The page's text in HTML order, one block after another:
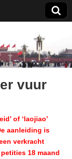
vuur
of ‘laojiao’
aanleiding is
verkracht
18 maand